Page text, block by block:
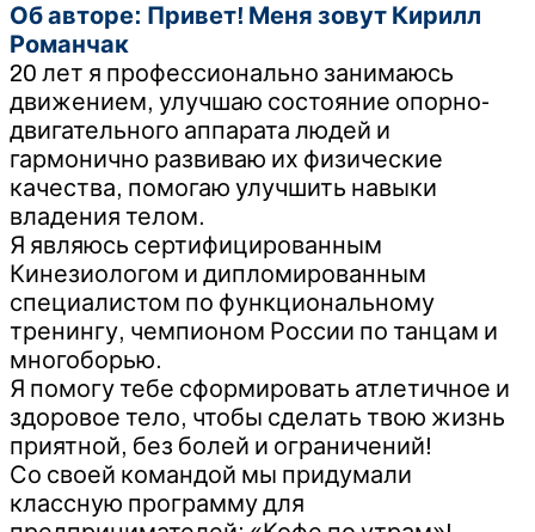
Об авторе: Привет! Меня зовут Кирилл
Романчак
20 лет я профессионально занимаюсь
движением, улучшаю состояние опорно-
двигательного аппарата людей и
гармонично развиваю их физические
качества, помогаю улучшить навыки
владения телом.
Я являюсь сертифицированным
Кинезиологом и дипломированным
специалистом по функциональному
тренингу, чемпионом России по танцам и
многоборью.
Я помогу тебе сформировать атлетичное и
здоровое тело, чтобы сделать твою жизнь
приятной, без болей и ограничений!
Со своей командой мы придумали
классную программу для